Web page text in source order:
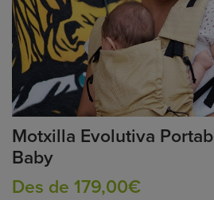
Motxilla Evolutiva
Baby
Des de 179,00€